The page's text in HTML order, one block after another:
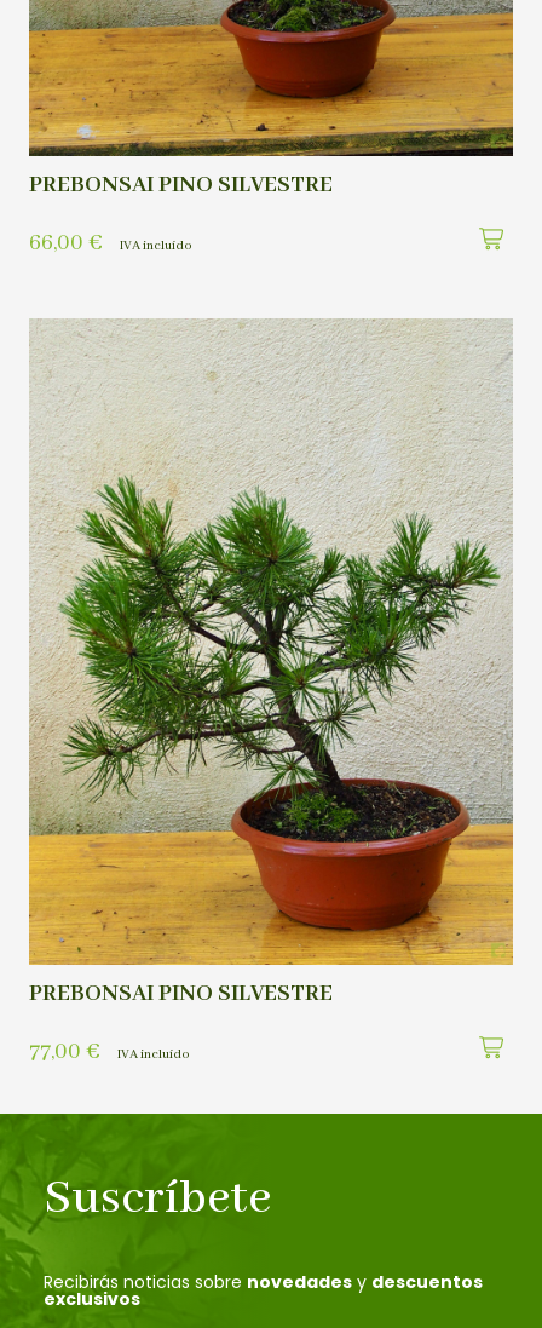
PREBONSAI PINO SILVESTRE
66,00 € IVA incluído
PREBONSAI PINO SILVESTRE
77,00 € IVA incluído
Suscríbete
Recibirás noticias sobre novedades y descuentos
exclusivos